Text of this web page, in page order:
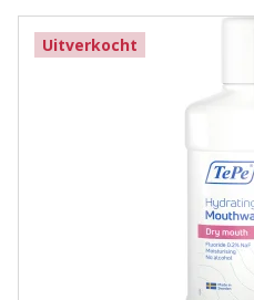
Uitverkocht